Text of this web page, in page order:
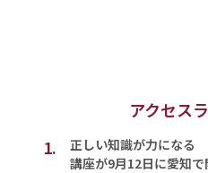
アクセス
1.
正しい知識が力になる
講座が9月12日に愛知で